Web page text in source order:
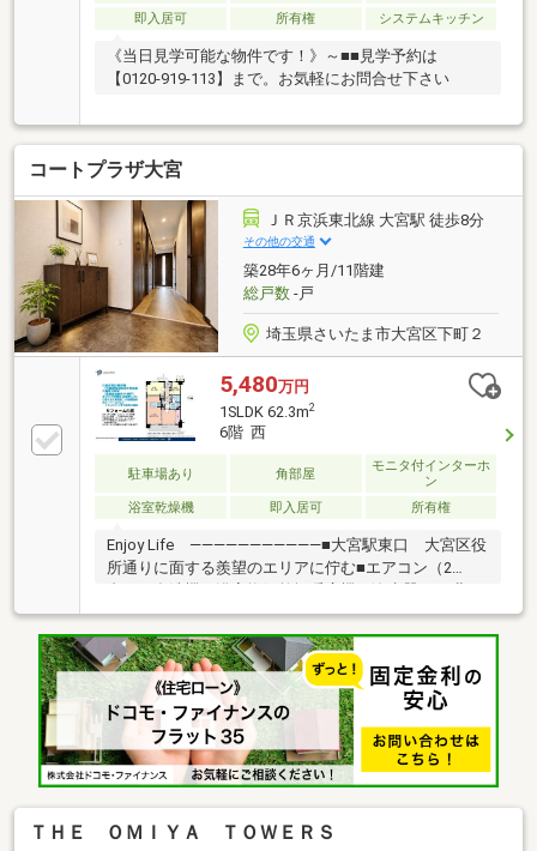
ニットバス交換・トイレ交換・洗面台交換・給湯器交
換・照明取付など
即入居可 所有権 システムキッチン
《当日見学可能な物件です！》～■■見学予約は
【0120-919-113】まで。お気軽にお問合せ下さい
コートプラザ大宮
ＪＲ京浜東北線 大宮駅 徒歩8分
その他の交通
築28年6ヶ月/11階建
総戸数-戸
埼玉県さいたま市大宮区下町２
5,480万円
1SLDK 62.3m2
6階 西
駐車場あり 角部屋
モニタ付インターホ
ン
浴室乾燥機
即入居可 所有権
Enjoy Life ―――――――――――■大宮駅東口 大宮区役
所通りに面する羨望のエリアに佇む■エアコン（2
角部屋住戸 ディンクス世代の暮らしのスペースと資産
■お仕事帰りのご相談等もご対応できます。（予約
制）■家具・雑貨等・空色・空模様等は一部生成AI画像
となります。Support ――――――――――――□住信SBI
代理事業 東宝ハウスフィナンシャル（T.sローン）□au
じぶん銀行（指定不動産会社）□365日24時間住まいの
駆付けサービス（3年間無料） □東宝ハウスCLUB アフ
ターサービス 無料
ＴＨＥ ＯＭＩＹＡ ＴＯＷＥＲＳ